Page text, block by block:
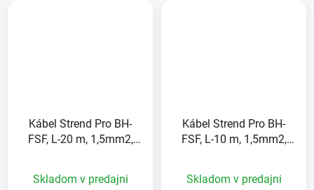
Kábel Strend Pro BH-
FSF, L-20 m, 1,5mm2,
Skladom v predajni
Kábel Strend Pro BH-
FSF, L-10 m, 1,5mm2,
Skladom v predajni